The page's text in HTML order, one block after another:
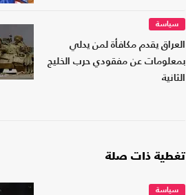
سياسة
العراق يقدم مكافأة لمن يدلي
بمعلومات عن مفقودي حرب الخليج
الثانية
تغطية ذات صلة
سياسة